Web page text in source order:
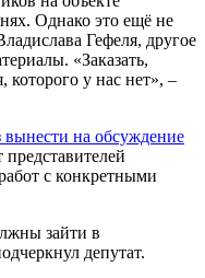
Однако это ещё не
Гефеля, другое
«Заказать,
которого у нас нет», –
вынести на обсуждение
представителей
с конкретными
зайти в
депутат.